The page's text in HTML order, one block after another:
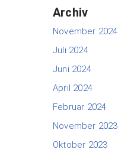
Archiv
November 2024
Juli 2024
Juni 2024
April 2024
Februar 2024
November 2023
Oktober 2023